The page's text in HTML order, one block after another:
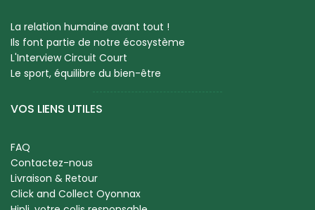
La relation humaine avant tout !
Ils font partie de notre écosystème
L'Interview Circuit Court
Le sport, équilibre du bien-être
VOS LIENS UTILES
FAQ
Contactez-nous
Livraison & Retour
Click and Collect Oyonnax